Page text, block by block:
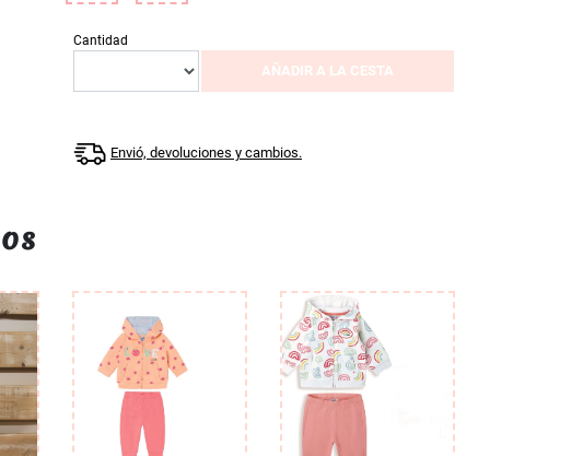
Cantidad
AÑADIR A LA CESTA
Envió, devoluciones y cambios.